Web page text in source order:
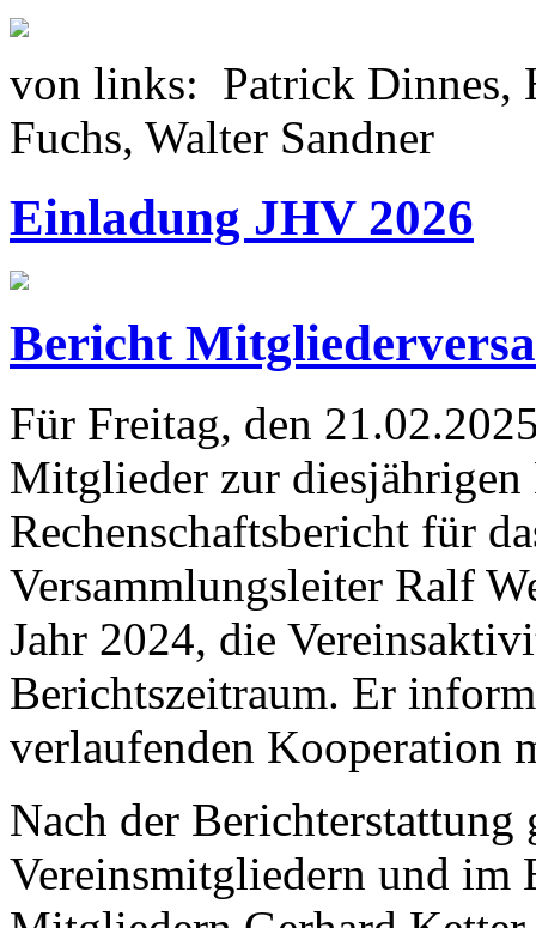
von links: Patrick Dinnes,
Fuchs, Walter Sandner
Einladung JHV 2026
Bericht
Für Freitag, den
Mitglieder zur
Rechenschaftsbericht für
Versammlungsleiter Ralf
Jahr 2024, die
Berichtszeitraum. Er
verlaufenden Kooperation
Nach der Berichterstattung
Vereinsmitgliedern und im